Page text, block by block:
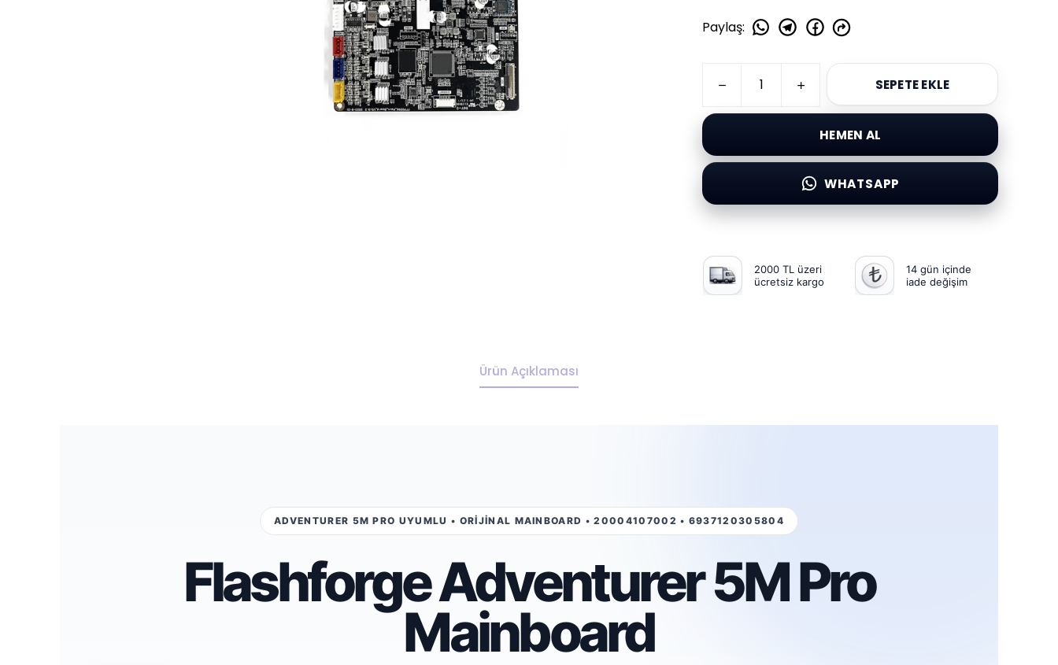
Paylaş:
SEPETE EKLE
HEMEN AL
WHATSAPP
2000 TL üzeri
ücretsiz kargo
14 gün içinde
iade değişim
Ürün Açıklaması
ADVENTURER 5M PRO UYUMLU • ORİJİNAL MAINBOARD • 20004107002 • 6937120305804
Flashforge Adventurer 5M Pro
Mainboard